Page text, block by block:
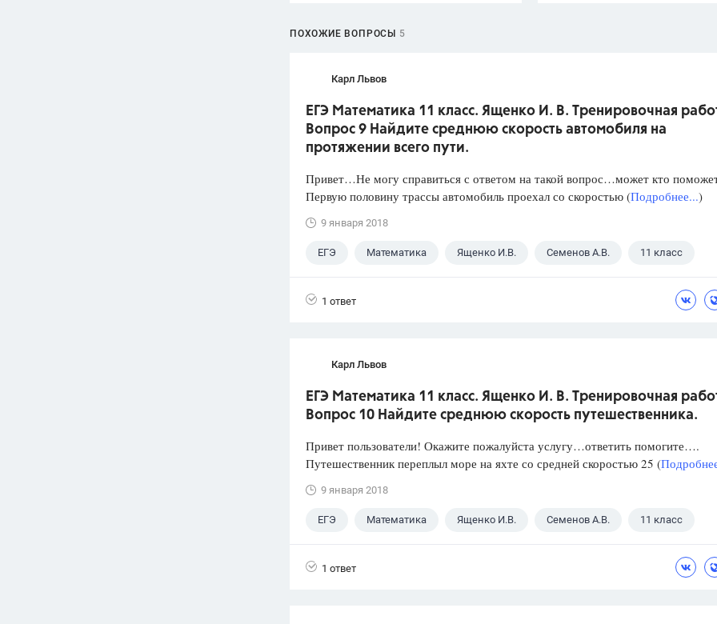
ПОХОЖИЕ ВОПРОСЫ 5
Карл Львов
ЕГЭ Математика 11 класс. Ященко И. В. Тренировочная
Вопрос 9 Найдите среднюю скорость автомобиля на
протяжении всего пути.
Привет…Не могу справиться с ответом на такой вопрос…может кто
Первую половину трассы автомобиль проехал со скоростью (Подробнее...)
9 января 2018
ЕГЭ Математика Ященко И.В. Семенов А.В. 11 класс
1 ответ
Карл Львов
ЕГЭ Математика 11 класс. Ященко И. В. Тренировочная
Вопрос 10 Найдите среднюю скорость путешественника.
Привет пользователи! Окажите пожалуйста услугу…ответить помогите….
Путешественник переплыл море на яхте со средней скоростью 25 (
9 января 2018
ЕГЭ Математика Ященко И.В. Семенов А.В. 11 класс
1 ответ